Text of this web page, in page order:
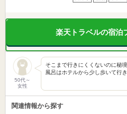
楽天トラベルの宿泊
50代～
女性
そこまで行きにくくないのに秘
風呂はホテルから少し歩いて行
関連情報から探す